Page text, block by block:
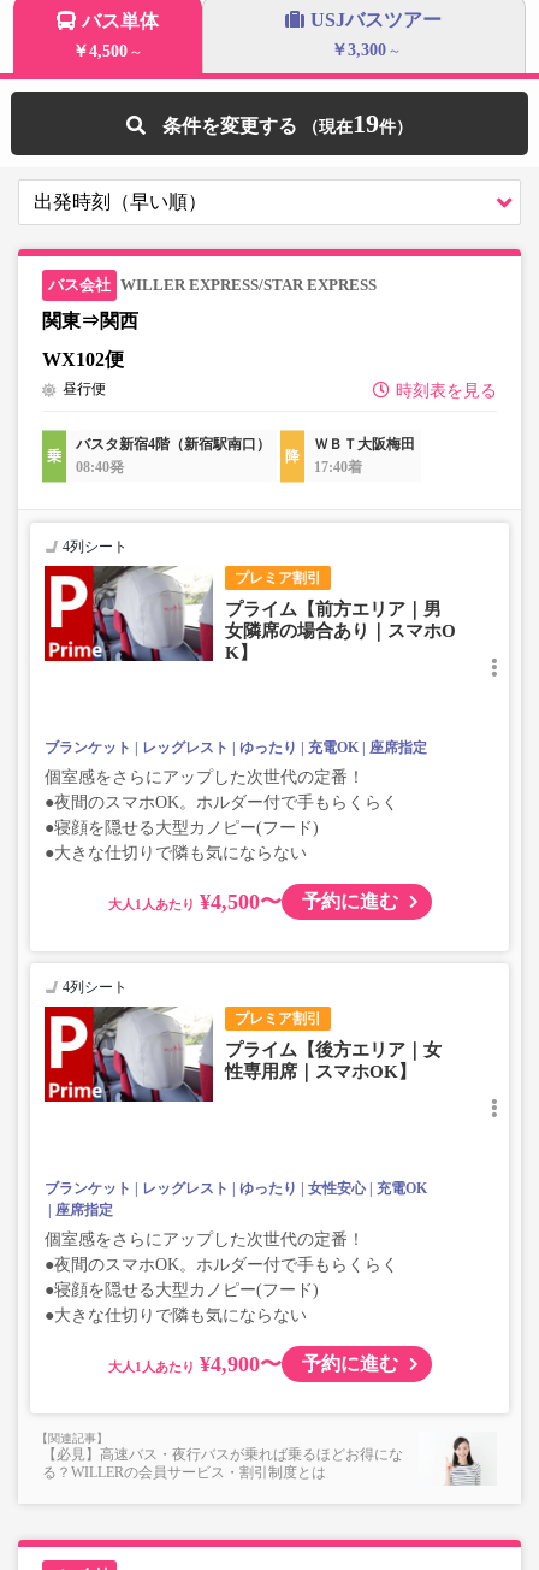
バス単体
￥4,500 ～
USJバスツアー
￥3,300 ～
条件を変更する 19
WILLER EXPRESS/STAR EXPRESS
関東⇒関西
WX102便
時刻表を見る
昼行便
バスタ新宿4階（新宿駅南口）
08:40発
ＷＢＴ大阪梅田
17:40着
プレミア割引
4列シート
プライム【前方エリア｜男
女隣席の場合あり｜スマホO
K】
ブランケット レッグレスト ゆったり 充電OK 座席指定
個室感をさらにアップした次世代の定番！
●夜間のスマホOK。ホルダー付で手もらくらく
●寝顔を隠せる大型カノピー(フード)
●大きな仕切りで隣も気にならない
大人 ¥4,500〜 予約に進む
プレミア割引
4列シート
プライム【後方エリア｜女
性専用席｜スマホOK】
ブランケット レッグレスト ゆったり 女性安心
充電OK
座席指定
個室感をさらにアップした次世代の定番！
●夜間のスマホOK。ホルダー付で手もらくらく
●寝顔を隠せる大型カノピー(フード)
●大きな仕切りで隣も気にならない
大人 ¥4,900〜 予約に進む
【必見】高速バス・夜行バスが乗れば乗るほどお得にな
る？WILLERの会員サービス・割引制度とは